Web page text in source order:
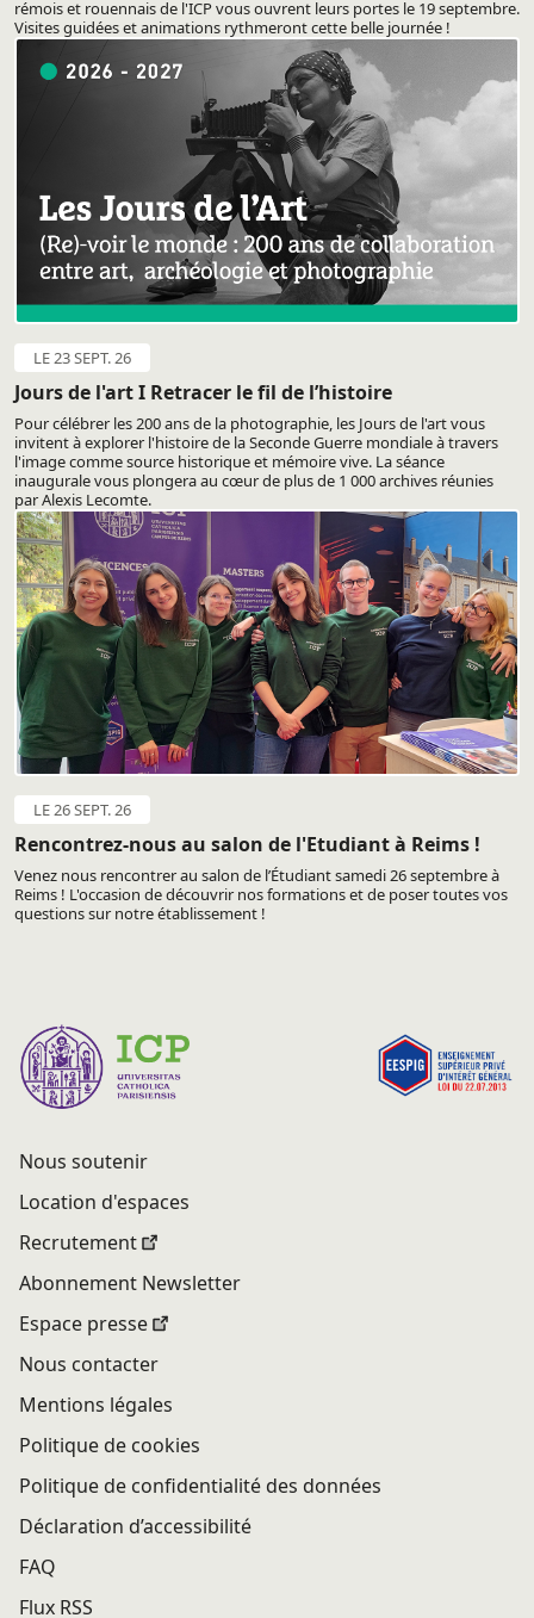
rémois et rouennais de l'ICP vous ouvrent leurs portes le 19 septembre.
Visites guidées et animations rythmeront cette belle journée !
LE 23 SEPT. 26
Jours de l'art I Retracer le fil de l’histoire
Pour célébrer les 200 ans de la photographie, les Jours de l'art vous
invitent à explorer l'histoire de la Seconde Guerre mondiale à travers
l'image comme source historique et mémoire vive. La séance
inaugurale vous plongera au cœur de plus de 1 000 archives réunies
par Alexis Lecomte.
LE 26 SEPT. 26
Rencontrez-nous au salon de l'Etudiant à Reims !
Venez nous rencontrer au salon de l’Étudiant samedi 26 septembre à
Reims ! L'occasion de découvrir nos formations et de poser toutes vos
questions sur notre établissement !
Nous soutenir
Location d'espaces
Recrutement
Abonnement Newsletter
Espace presse
Nous contacter
Mentions légales
Politique de cookies
Politique de confidentialité des données
Déclaration d’accessibilité
FAQ
Flux RSS